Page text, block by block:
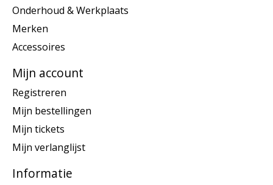
Onderhoud & Werkplaats
Merken
Accessoires
Mijn account
Registreren
Mijn bestellingen
Mijn tickets
Mijn verlanglijst
Informatie